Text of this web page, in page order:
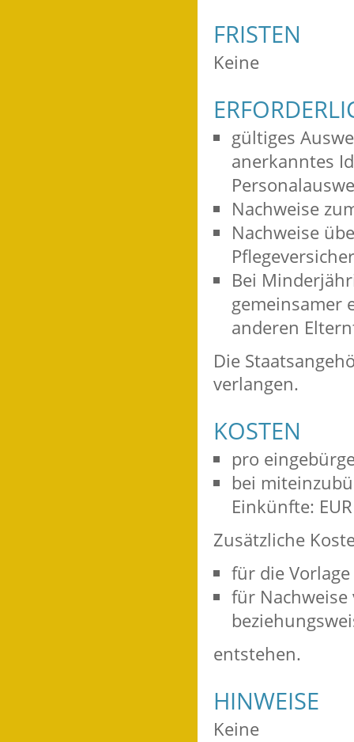
FRISTEN
Keine
gültiges
anerkanntes
Nachweise
Nachweise
Bei
gemeinsamer
anderen
Die
verlangen.
KOSTEN
pro
bei
Einkünfte:
Zusätzliche
für die
für
entstehen.
HINWEISE
Keine